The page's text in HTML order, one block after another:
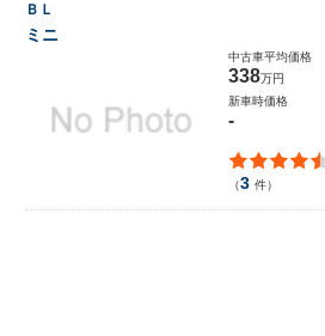
ＢＬ
ミニ
中古車平均価格
338万円
新車時価格
-
（3 件）